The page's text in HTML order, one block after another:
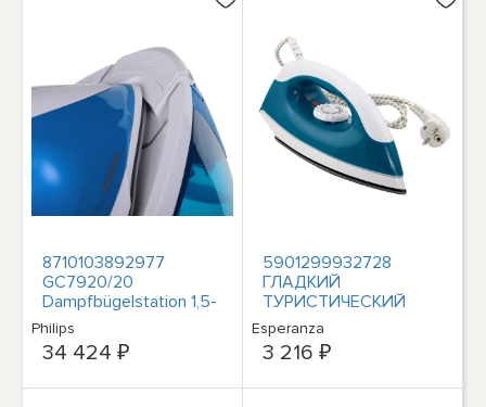
8710103892977
GC7920/20
Dampfbügelstation 1,5-
литровое паровое
стекло-Bügelsohle
Aqua-Farbe
Philips
34 424 ₽
5901299932728
ГЛАДКИЙ
ТУРИСТИЧЕСКИЙ
УТЮГ Esperanza
МОЩНОСТЬЮ 1200
Вт
Esperanza
3 216 ₽